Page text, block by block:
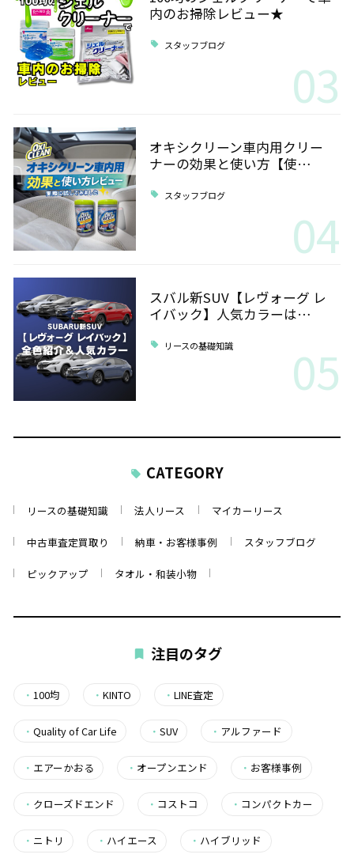
内のお掃除レビュー★
スタッフブログ
03
オキシクリーン車内用クリー
ナーの効果と使い方【使…
スタッフブログ
04
スバル新SUV【レヴォーグ レ
イバック】人気カラーは…
リースの基礎知識 05
CATEGORY
リースの基礎知識 法人リース マイカーリース
中古車査定買取り 納車・お客様事例 スタッフブログ
ピックアップ タオル・和装小物
注目のタグ
・ 100均 ・KINTO ・LINE査定
・ Quality of Car Life ・SUV ・ アルファード
・ エアーかおる ・ オープンエンド ・ お客様事例
・ クローズドエンド ・ コストコ ・ コンパクトカー
・ ニトリ ・ ハイエース ・ ハイブリッド